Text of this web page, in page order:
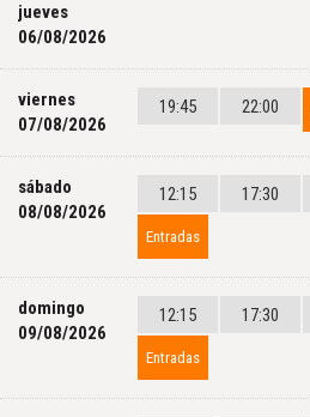
jueves
06/08/2026
viernes
07/08/2026
19:45 22:00
sábado
08/08/2026
12:15 17:30
Entradas
domingo
09/08/2026
12:15 17:30
Entradas